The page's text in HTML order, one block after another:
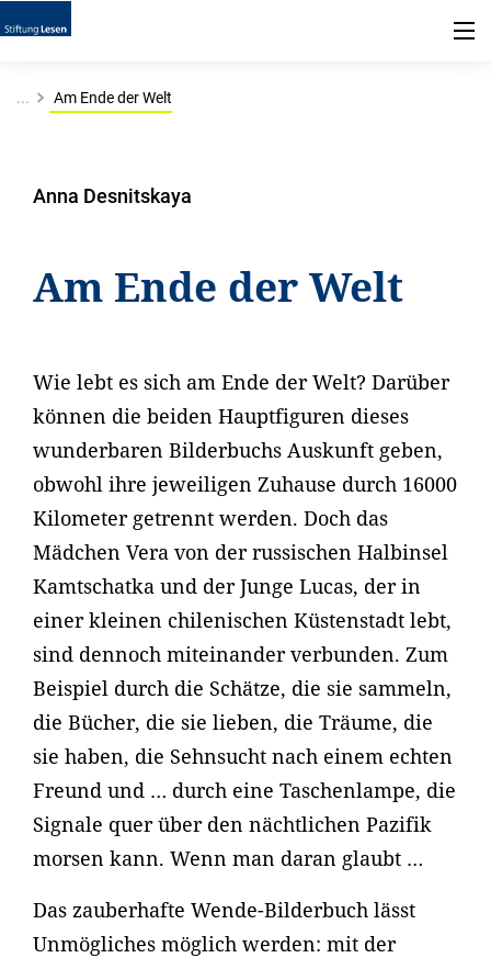
... Am Ende der Welt
Anna Desnitskaya
Am Ende der Welt
Wie lebt es sich am Ende der Welt? Darüber
können die beiden Hauptfiguren dieses
wunderbaren Bilderbuchs Auskunft geben,
obwohl ihre jeweiligen Zuhause durch 16000
Kilometer getrennt werden. Doch das
Mädchen Vera von der russischen Halbinsel
Kamtschatka und der Junge Lucas, der in
einer kleinen chilenischen Küstenstadt lebt,
sind dennoch miteinander verbunden. Zum
Beispiel durch die Schätze, die sie sammeln,
die Bücher, die sie lieben, die Träume, die
sie haben, die Sehnsucht nach einem echten
Freund und … durch eine Taschenlampe, die
Signale quer über den nächtlichen Pazifik
morsen kann. Wenn man daran glaubt …
Das zauberhafte Wende-Bilderbuch lässt
Unmögliches möglich werden: mit der